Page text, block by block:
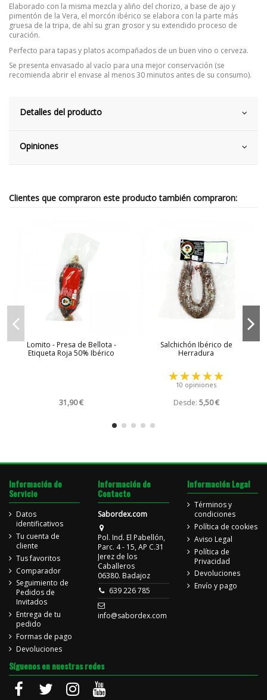
Elaborado con la misma mezcla y aliño del chorizo, a base de ajo y
pimentón de la Vera, el morcón ibérico se elabora con la parte más
gruesa de la tripa, de ahí su gran grosor y su extendido proceso de
curación.
Perfecto para tapas y platos acompañados de un buen vino o cerveza.
Se presenta envasado al vacío para una mejor conservación (se
recomienda abrir el envase al menos 30 minutos antes de su consumo).
Detalles del producto
Opiniones
Clientes que compraron este producto también compraron:
Lomito - Presa de Bellota -
Etiqueta Roja 50% Ibérico
31,90 €
Salchichón Ibérico de
Herradura
10 opiniones
Desde: 5,50 €
Información de
Servicio
Datos
identificativos
Tu cuenta de
cliente
Tus favoritos
Comparador
Seguimiento de
Pedidos de
Invitados
Entrega de tu
pedido
Formas de pago
Devoluciones
Información de
Contacto
Sabordex.com
Pol. Ind. El Pabellón,
Parc. 4 - 15, AP C.31
Jerez de los
Caballeros
06380. Badajoz
639 226 785
info@sabordex.com
Información Legal
Términos y
condiciones
Política de cookies
Aviso Legal
Política de
Privacidad
Devoluciones
Envío y pago
Síguenos en nuestras redes